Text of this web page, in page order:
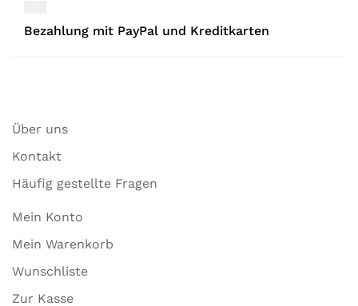
Bezahlung mit PayPal und Kreditkarten
Über uns
Kontakt
Häufig gestellte Fragen
Mein Konto
Mein Warenkorb
Wunschliste
Zur Kasse